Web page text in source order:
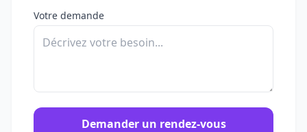
Votre demande
Demander un rendez-vous